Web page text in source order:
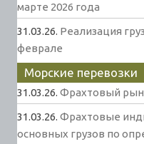
марте 2026 года
31.03.26. Реализация
феврале
Морские перевозки
31.03.26. Фрахтовый
31.03.26. Фрахтовые
основных грузов по